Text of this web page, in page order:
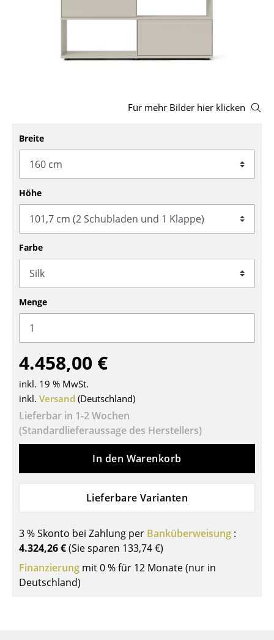
Schaukelstühle
Bürodrehstühle
Konferenzstühle
Bürosessel
Einzelteile
... alle Sitzmöbel
Tische
Esstische
Beistelltische
Couchtische
Schreibtische
Sekretäre & PC-Tische
Konferenztische
Stehtische & Stehpulte
Kindertische
Gartentische
Servierwagen
Einzelteile
... alle Tische
Für mehr Bilder hier klicken
Breite
Höhe
Farbe
Menge
4.458,00 €
inkl. 19 % MwSt.
inkl. Versand (Deutschland)
Lieferbar in 1-2 Wochen
(Standardlieferaussage des Herstellers)
In den Warenkorb
Lieferbare Varianten
3 % Skonto bei Zahlung per Banküberweisung :
4.324,26 €(Sie sparen 133,74 €)
Finanzierung mit 0 % für 12 Monate (nur in
Deutschland)